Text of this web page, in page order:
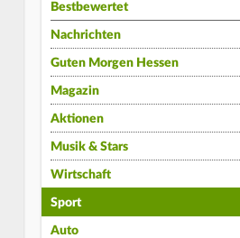
Bestbewertet
Nachrichten
Guten Morgen Hessen
Magazin
Aktionen
Musik & Stars
Wirtschaft
Sport
Auto